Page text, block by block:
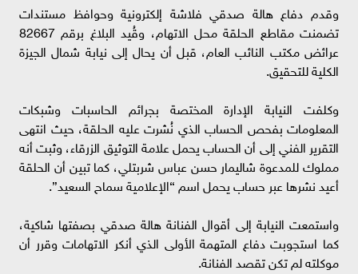
وقدم دفاع هالة صدقي فلاشة إلكترونية وحوافظ مستندات
تضمنت مقاطع الحلقة محل الاتهام، وقُيد البلاغ برقم 82667
عرائض مكتب النائب العام، قبل أن يحال إلى نيابة شمال الجيزة
الكلية للتحقيق.
وكلفت النيابة الإدارة المختصة بجرائم الحاسبات وشبكات
المعلومات بفحص الحساب الذي نُشرت عليه الحلقة، حيث انتهى
التقرير الفني إلى أن الحساب يحمل علامة التوثيق الزرقاء، وثبت أنه
مملوك للمدعوة شاليمار حسن عباس شربتلي، كما تبين أن الحلقة
أعيد نشرها عبر حساب يحمل اسم “الإعلامية سماح السعيد”.
واستمعت النيابة إلى أقوال الفنانة هالة صدقي بصفتها شاكية،
كما استجوبت دفاع المتهمة الأولى الذي أنكر الاتهامات وقرر أن
موكلته لم تكن تقصد الفنانة.